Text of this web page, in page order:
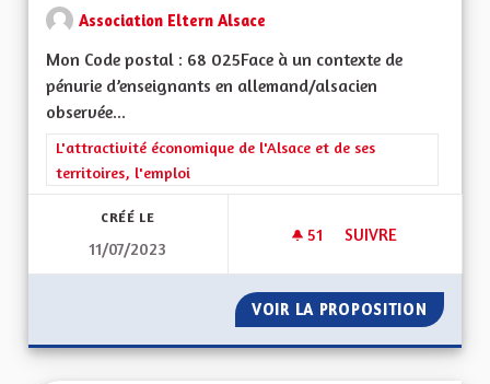
Association Eltern Alsace
Mon Code postal : 68 025Face à un contexte de
pénurie d’enseignants en allemand/alsacien
observée...
Filtrer les résultats de la catégorie : L'attractivité
L'attractivité économique de l'Alsace et de ses
territoires, l'emploi
CRÉÉ LE
11/07/2023
51 51 ABONNÉS
SUIVRE
VOIR LA PROPOSITION